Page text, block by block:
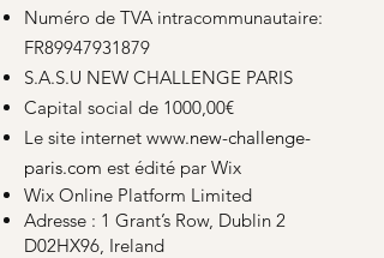
Numéro de TVA intracommunautaire:
FR89947931879
S.A.S.U NEW CHALLENGE PARIS
Capital social de 1000,00€
Le site internet www.new-challenge-
paris.com est édité par Wix
Wix Online Platform Limited
Adresse : 1 Grant’s Row, Dublin 2
D02HX96, Ireland